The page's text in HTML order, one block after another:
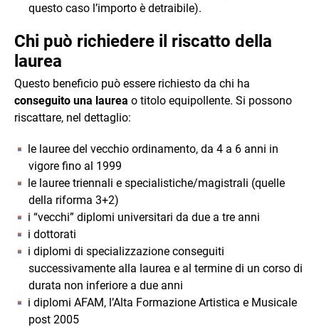
questo caso l’importo è detraibile).
Chi può richiedere il riscatto della
laurea
Questo beneficio può essere richiesto da chi ha
conseguito una laurea o titolo equipollente. Si possono
riscattare, nel dettaglio:
le lauree del vecchio ordinamento, da 4 a 6 anni in
vigore fino al 1999
le lauree triennali e specialistiche/magistrali (quelle
della riforma 3+2)
i “vecchi” diplomi universitari da due a tre anni
i dottorati
i diplomi di specializzazione conseguiti
successivamente alla laurea e al termine di un corso di
durata non inferiore a due anni
i diplomi AFAM, l’Alta Formazione Artistica e Musicale
post 2005